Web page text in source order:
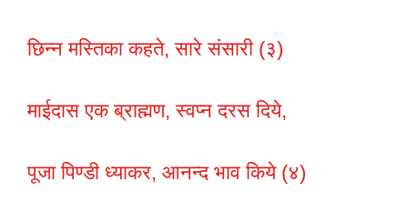
छिन्न मस्तिका कहते, सारे संसारी (३)
माईदास एक ब्राह्मण, स्वप्न दरस दिये,
पूजा पिण्डी ध्याकर, आनन्द भाव किये (४)